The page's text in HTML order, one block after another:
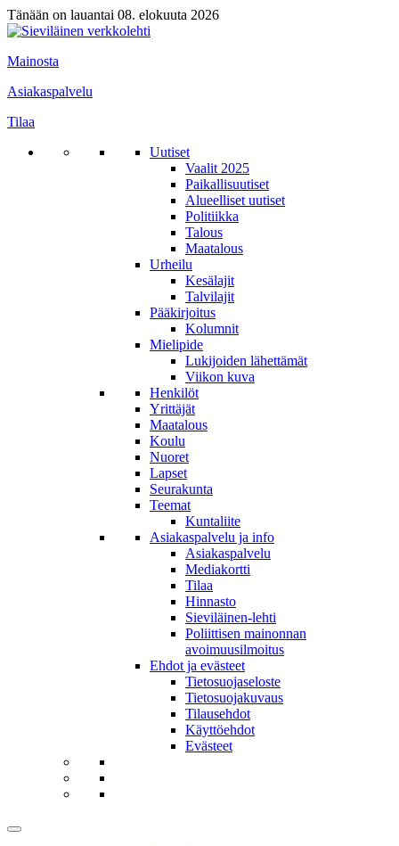
Tänään on lauantai 08. elokuuta 2026
Mainosta
Asiakaspalvelu
Tilaa
Uutiset
Vaalit 2025
Paikallisuutiset
Alueelliset uutiset
Politiikka
Talous
Maatalous
Urheilu
Kesälajit
Talvilajit
Pääkirjoitus
Kolumnit
Mielipide
Lukijoiden lähettämät
Viikon kuva
Henkilöt
Yrittäjät
Maatalous
Koulu
Nuoret
Lapset
Seurakunta
Teemat
Kuntaliite
Asiakaspalvelu ja info
Asiakaspalvelu
Mediakortti
Tilaa
Hinnasto
Sieviläinen-lehti
Poliittisen mainonnan
avoimuusilmoitus
Ehdot ja evästeet
Tietosuojaseloste
Tietosuojakuvaus
Tilausehdot
Käyttöehdot
Evästeet